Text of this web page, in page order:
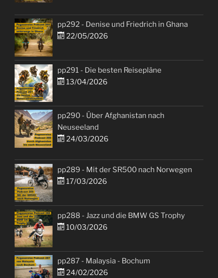
pp292 - Denise und Friedrich in Ghana
22/05/2026
pp291 - Die besten Reisepläne
13/04/2026
pp290 - Über Afghanistan nach
Neuseeland
24/03/2026
pp289 - Mit der SR500 nach Norwegen
17/03/2026
pp288 - Jazz und die BMW GS Trophy
10/03/2026
pp287 - Malaysia - Bochum
24/02/2026